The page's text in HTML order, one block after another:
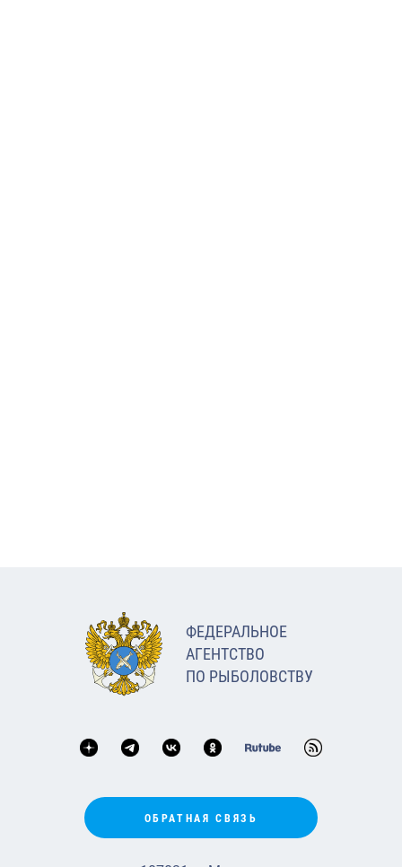
ФЕДЕРАЛЬНОЕ
АГЕНТСТВО
ПО РЫБОЛОВСТВУ
ОБРАТНАЯ СВЯЗЬ